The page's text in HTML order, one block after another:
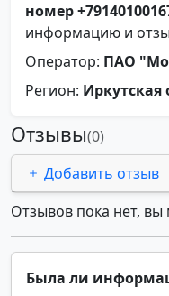
номер
информацию и
Оператор: ПАО
Регион: Иркутская
Отзывы(0)
Добавить отзыв
Отзывов пока нет,
Была ли